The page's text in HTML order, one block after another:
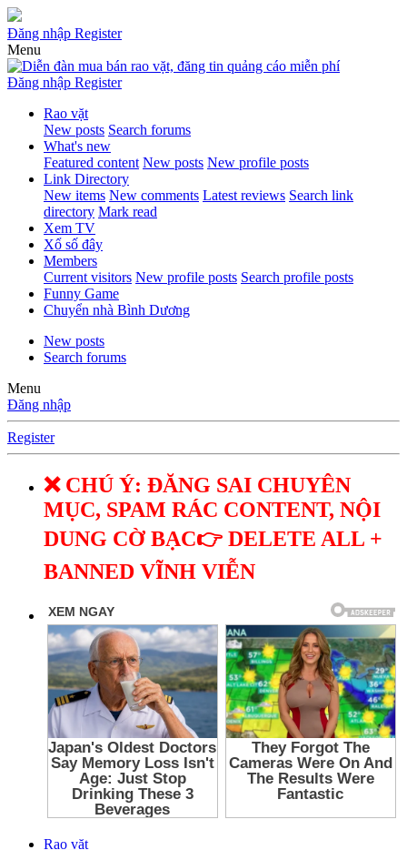
Đăng nhập Register
Menu
Đăng nhập Register
Rao vặt
New posts Search forums
What's new
Featured content New posts New profile posts
Link Directory
New items New comments Latest reviews Search link
directory Mark read
Xem TV
Xổ số đây
Members
Current visitors New profile posts Search profile posts
Funny Game
Chuyển nhà Bình Dương
New posts
Search forums
Menu
Đăng nhập
Register
❌ CHÚ Ý: ĐĂNG SAI CHUYÊN
MỤC, SPAM RÁC CONTENT, NỘI
DUNG CỜ BẠC👉 DELETE ALL +
BANNED VĨNH VIỄN
Rao vặt